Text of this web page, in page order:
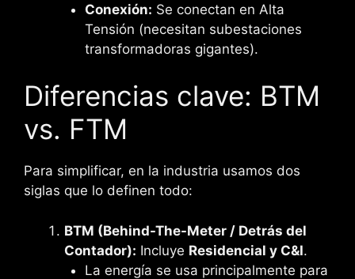
Conexión: Se conectan en Alta
Tensión (necesitan subestaciones
transformadoras gigantes).
Diferencias clave: BTM
vs. FTM
Para simplificar, en la industria usamos dos
siglas que lo definen todo:
BTM (Behind-The-Meter / Detrás del
Contador): Incluye Residencial y C&I.
La energía se usa principalmente para